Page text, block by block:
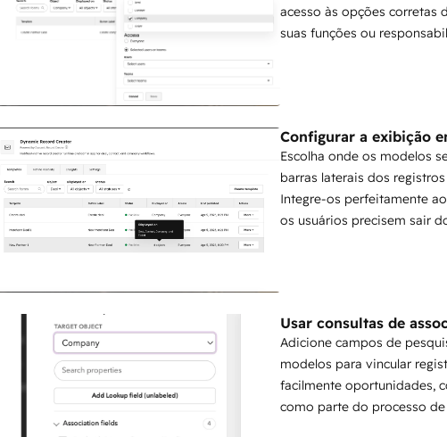
acesso às opções corretas
suas funções ou
Configurar a exibição
Escolha onde os modelos
barras laterais dos
Integre-os perfeitamente
os usuários precisem sair
Usar consultas de
Adicione campos de
modelos para vincular
facilmente oportunidades,
como parte do processo